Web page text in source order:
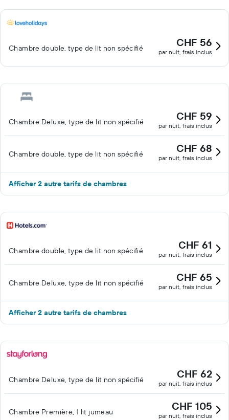
Chambre double, type de lit non spécifié CHF 56
par nuit, frais inclus
Chambre Deluxe, type de lit non spécifié CHF 59
par nuit, frais inclus
Chambre double, type de lit non spécifié CHF 68
par nuit, frais inclus
Afficher 2 autre tarifs de chambres
Chambre double, type de lit non spécifié CHF 61
par nuit, frais inclus
Chambre Deluxe, type de lit non spécifié CHF 65
par nuit, frais inclus
Afficher 2 autre tarifs de chambres
Chambre Deluxe, type de lit non spécifié CHF 62
par nuit, frais inclus
Chambre Première, 1 lit jumeau CHF 105
par nuit, frais inclus